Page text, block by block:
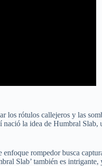
los rótulos callejeros y las
nació la idea de Humbral Slab,
rompedor busca
Slab’ también es intrigante,